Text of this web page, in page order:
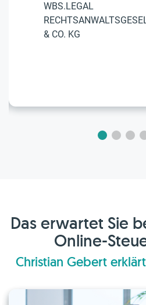
WBS.LEGAL
& CO. KG
Das erwartet Sie
Online-
Christian Gebert